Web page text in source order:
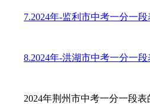
7.2024年-监利市中考一分一段
8.2024年-洪湖市中考一分一段
2024年荆州市中考一分一段表